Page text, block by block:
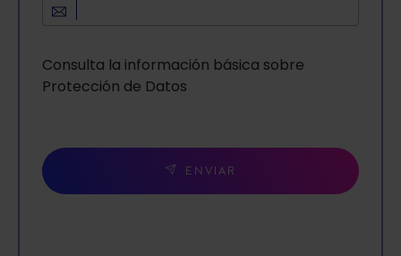
Consulta la información básica sobre
Protección de Datos
ENVIAR